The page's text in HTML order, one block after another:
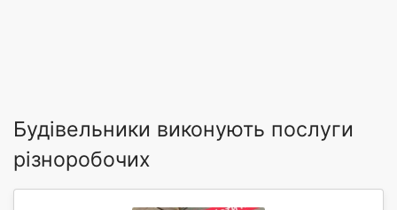
Будівельники виконують послуги
різноробочих